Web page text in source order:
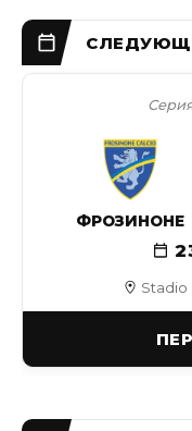
Stadio
ФРОЗИНОНЕ